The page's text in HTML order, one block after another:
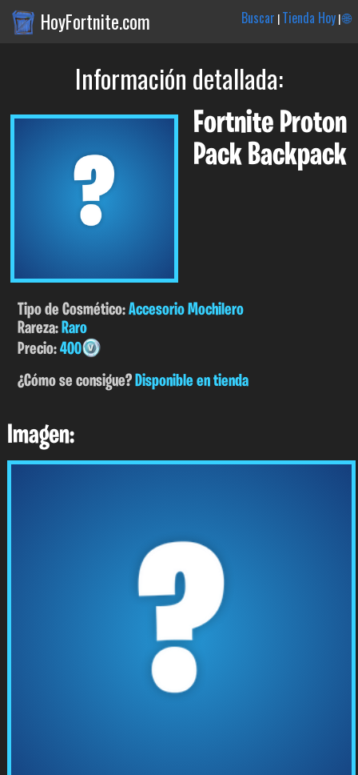
HoyFortnite.com Buscar |Tienda Hoy|🌐
Información detallada:
Fortnite Proton
Pack Backpack
Tipo de Cosmético:Accesorio Mochilero
Rareza:Raro
Precio:400
¿Cómo se consigue?Disponible en tienda
Imagen: